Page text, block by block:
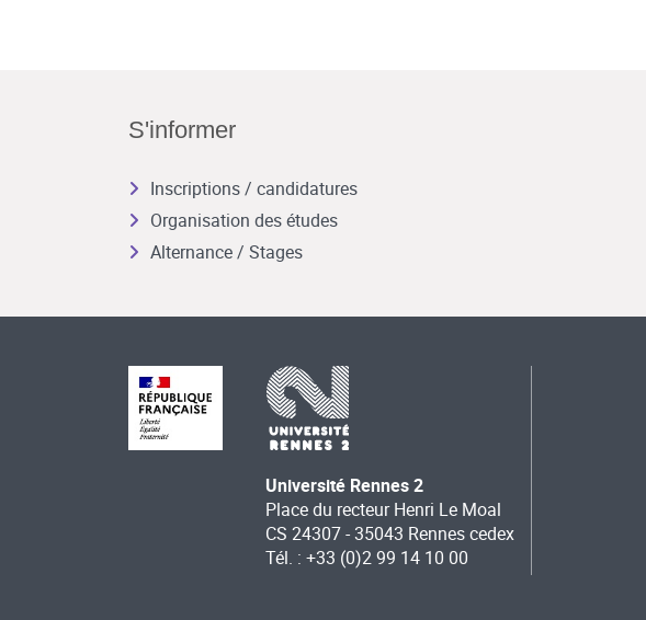
S'informer
Inscriptions / candidatures
Organisation des études
Alternance / Stages
Université Rennes 2
Place du recteur Henri Le Moal
CS 24307 - 35043 Rennes cedex
Tél. : +33 (0)2 99 14 10 00